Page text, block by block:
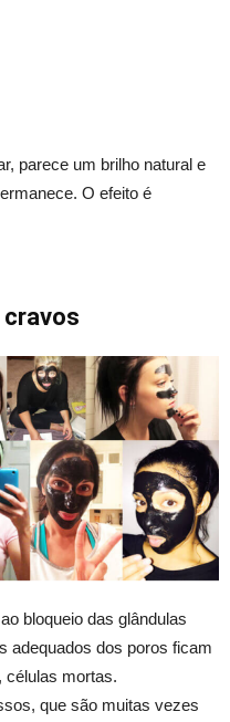
parece um brilho natural e
O efeito é
cravos
bloqueio das glândulas
adequados dos poros ficam
células mortas.
que são muitas vezes